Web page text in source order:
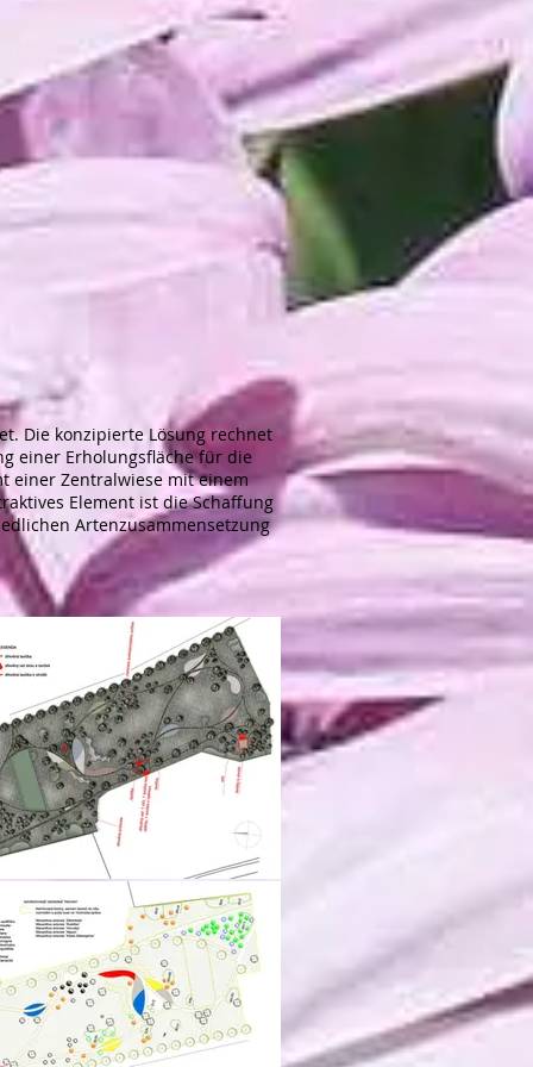
Die konzipierte Lösung rechnet
einer Erholungsfläche für die
einer Zentralwiese mit einem
Element ist die Schaffung
Artenzusammensetzung